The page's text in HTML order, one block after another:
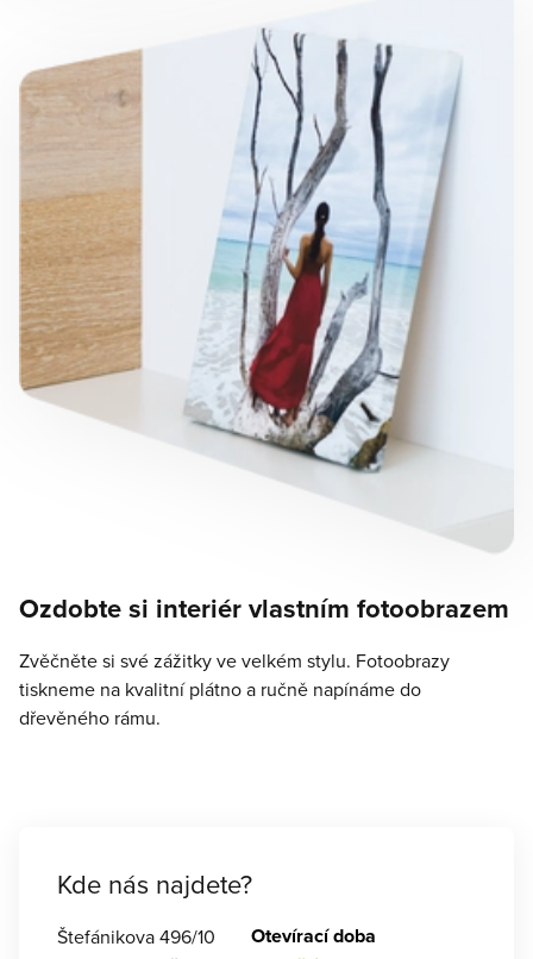
Ozdobte si interiér vlastním fotoobrazem
Zvěčněte si své zážitky ve velkém stylu. Fotoobrazy
tiskneme na kvalitní plátno a ručně napínáme do
dřevěného rámu.
Kde nás najdete?
Štefánikova 496/10
Otevírací doba